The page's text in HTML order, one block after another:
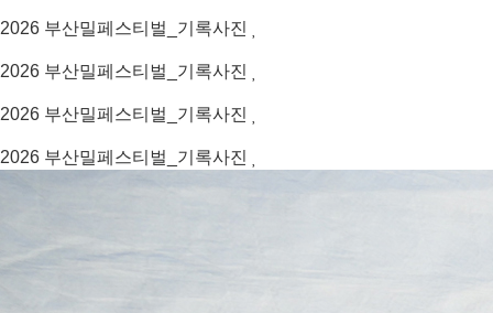
2026 부산밀페스티벌_기록사진
2026 부산밀페스티벌_기록사진
2026 부산밀페스티벌_기록사진
2026 부산밀페스티벌_기록사진